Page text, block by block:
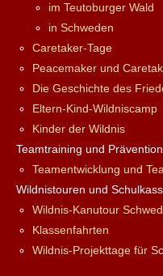
im Teutoburger Wald
in Schweden
Caretaker-Tage
Peacemaker und
Die Geschichte des
Eltern-Kind-Wildniscamp
Kinder der Wildnis
Teamtraining und Prävention
Teamentwicklung und
Wildnistouren und
Wildnis-Kanutour
Klassenfahrten
Wildnis-Projekttage für